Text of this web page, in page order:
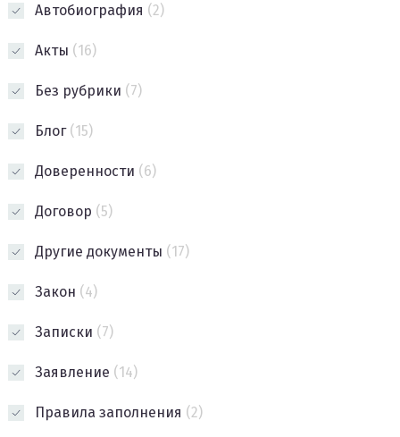
Автобиография (2)
Акты (16)
Без рубрики (7)
Блог(15)
Доверенности (6)
Договор (5)
Другие документы (17)
Закон (4)
Записки (7)
Заявление (14)
Правила заполнения (2)